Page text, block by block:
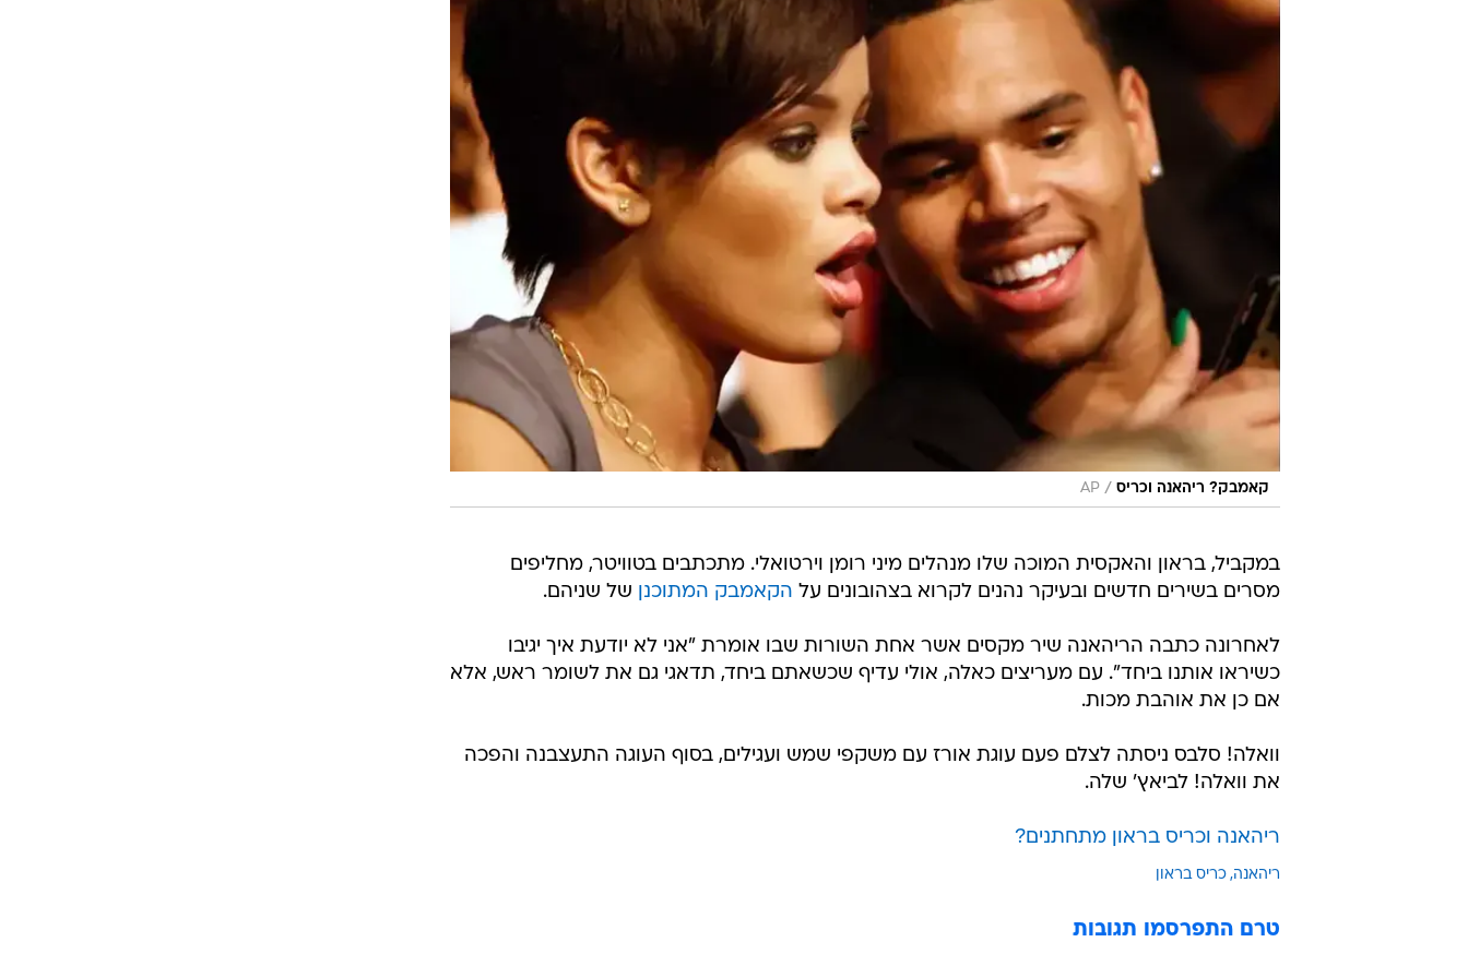
קאמבק? ריהאנה וכריס /
AP
במקביל, בראון והאקסית המוכה שלו מנהלים מיני רומן וירטואלי. מתכתבים בטוויטר, מחליפים
מסרים בשירים חדשים ובעיקר נהנים לקרוא בצהובונים על הקאמבק המתוכנן של שניהם.
לאחרונה כתבה הריהאנה שיר מקסים אשר אחת השורות שבו אומרת "אני לא יודעת איך יגיבו
כשיראו אותנו ביחד". עם מעריצים כאלה, אולי עדיף שכשאתם ביחד, תדאגי גם את לשומר ראש, אלא
אם כן את אוהבת מכות.
וואלה! סלבס ניסתה לצלם פעם עוגת אורז עם משקפי שמש ועגילים, בסוף העוגה התעצבנה והפכה
את וואלה! לביאץ' שלה.
ריהאנה וכריס בראון מתחתנים?
ריהאנה כריס בראון
טרם התפרסמו תגובות